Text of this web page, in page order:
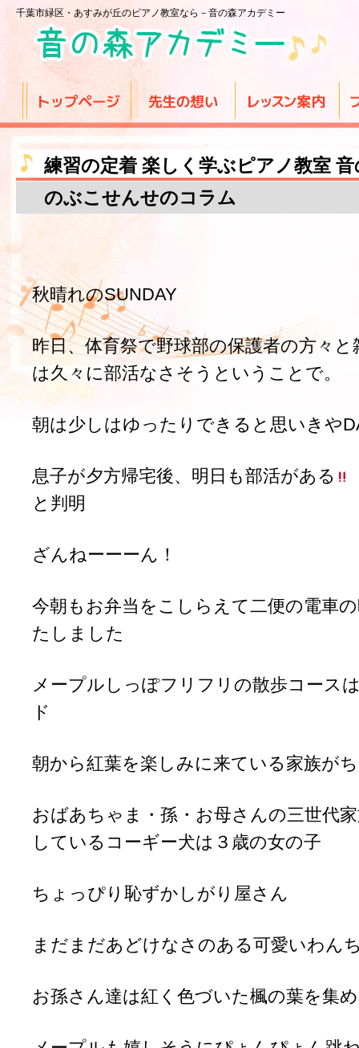
千葉市緑区・あすみが丘のピアノ教室なら－音の森アカデミー
練習の定着 楽しく学ぶピアノ教室
のぶこせんせのコラム
秋晴れのSUNDAY
昨日、体育祭で野球部の保護者の方々
は久々に部活なさそうということで。
朝は少しはゆったりできると思いきや
息子が夕方帰宅後、明日も部活がある
と判明
ざんねーーーん！
今朝もお弁当をこしらえて二便の電車
たしました
メープルしっぽフリフリの散歩コース
ド
朝から紅葉を楽しみに来ている家族が
おばあちゃま・孫・お母さんの三世代
しているコーギー犬は３歳の女の子
ちょっぴり恥ずかしがり屋さん
まだまだあどけなさのある可愛いわん
お孫さん達は紅く色づいた楓の葉を集